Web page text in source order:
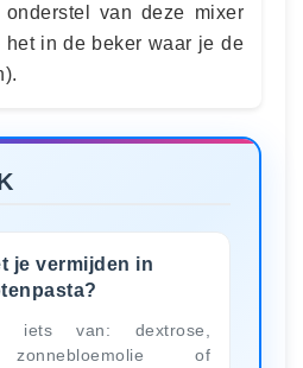
van deze mixer
het in de beker waar je de
je vermijden in
van: dextrose,
zonnebloemolie of